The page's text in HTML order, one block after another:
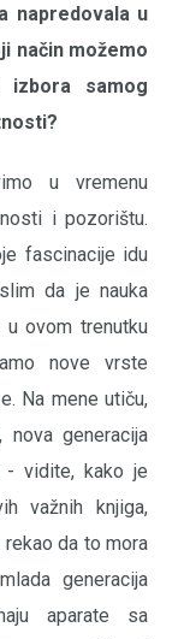
napredovala u
način možemo
samog
u vremenu
i pozorištu.
fascinacije idu
da je nauka
ovom trenutku
nove vrste
Na mene utiču,
nova generacija
- vidite, kako je
važnih knjiga,
da to mora
generacija
aparate sa